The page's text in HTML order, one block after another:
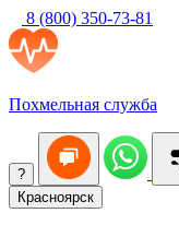
8 (800) 350-73-81
Похмельная служба
?
Красноярск